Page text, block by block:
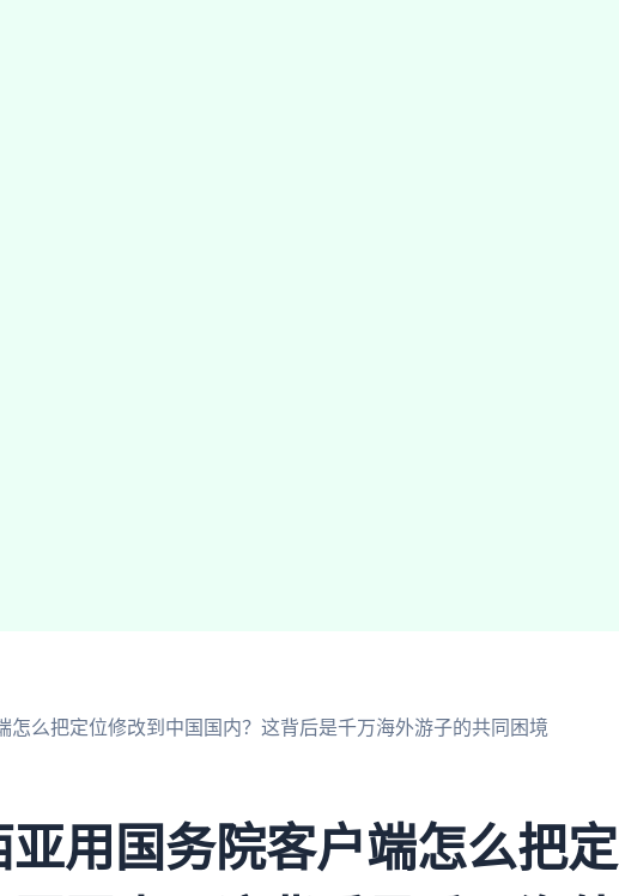
怎么把定位修改到中国国内？这背后是千万海外游子的共同困境
亚用国务院客户端怎么把定